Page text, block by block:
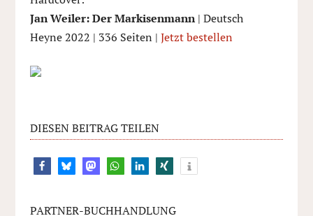
Jan Weiler: Der Markisenmann| Deutsch
Heyne 2022 | 336 Seiten | Jetzt bestellen
DIESEN BEITRAG TEILEN
17
PARTNER-BUCHHANDLUNG